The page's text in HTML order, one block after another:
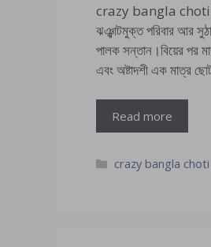
crazy bangla choti
ঝঞ্ঝাটমুক্ত পরিবার আর
পালক সন্তান।বিয়ের পর
এবং অষ্টাদশী এক মাত্র
Read more
Categories
crazy bangla